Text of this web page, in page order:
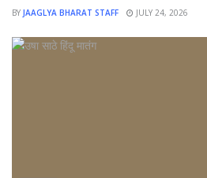
BY JAAGLYA BHARAT STAFF JULY 24, 2026